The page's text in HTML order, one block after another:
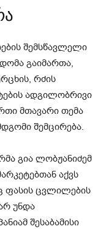
შემსწავლელი
გაიმართა,
რძის
ადგილობრივი
მთავარი თემა
შემცირება.
გია ლობჟანიძემ
აქვს
ფასის ცვლილების
უნდა
შესაბამისი